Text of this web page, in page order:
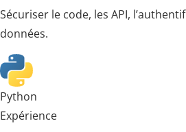
Sécuriser le code, les API,
données.
Python
Expérience